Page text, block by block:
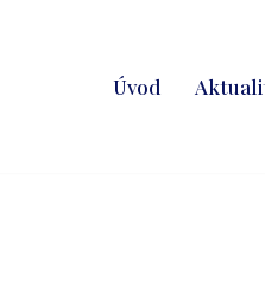
Úvod